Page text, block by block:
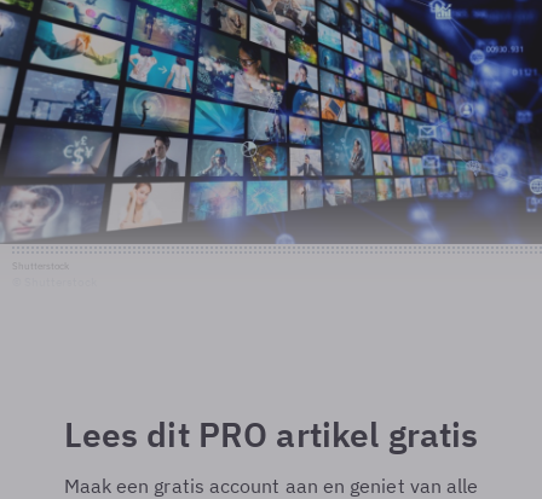
Lees dit PRO artikel gratis
Maak een gratis account aan en geniet van alle